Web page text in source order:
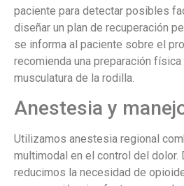
paciente para detectar posibles
diseñar un plan de recuperación
se informa al paciente sobre el
recomienda una preparación
musculatura de la rodilla.
Anestesia y
Utilizamos anestesia regional
multimodal en el control del dolor.
reducimos la necesidad de